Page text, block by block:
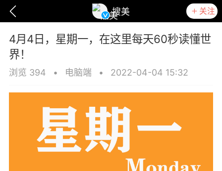
搜美 关注
4月4日，星期一，在这里每天60秒读懂世
界！
浏览 394 • 电脑端 • 2022-04-04 15:32